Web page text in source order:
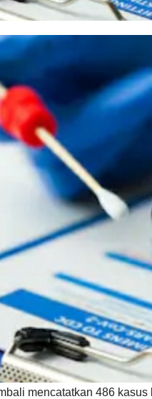
mencatatkan 486